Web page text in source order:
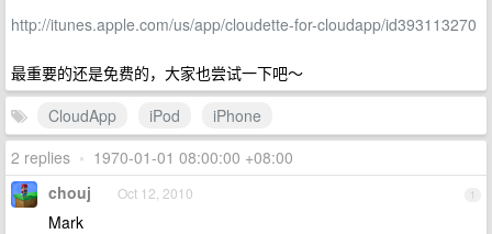
http://itunes.apple.com/us/app/cloudette-for-cloudapp/id393113270
最重要的还是免费的，大家也尝试一下吧～
CloudApp
iPod
iPhone
2 replies • 1970-01-01 08:00:00 +08:00
1
chouj Oct 12, 2010
Mark